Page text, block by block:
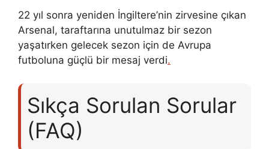
22 yıl sonra yeniden İngiltere’nin zirvesine çıkan
Arsenal, taraftarına unutulmaz bir sezon
yaşatırken gelecek sezon için de Avrupa
futboluna güçlü bir mesaj verdi.
Sıkça Sorulan Sorular
(FAQ)